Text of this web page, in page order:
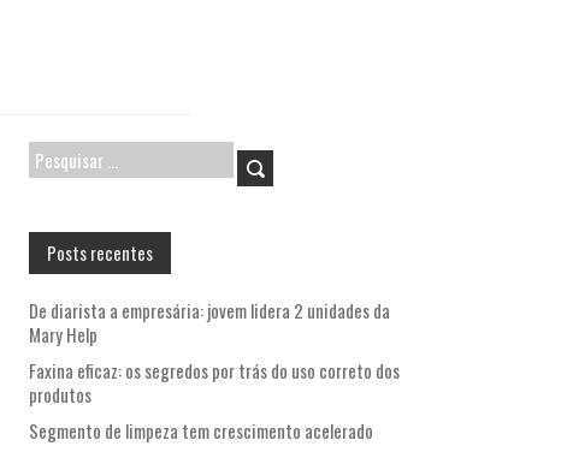
Pesquisar
Posts recentes
De diarista a empresária: jovem lidera 2 unidades da
Mary Help
Faxina eficaz: os segredos por trás do uso correto dos
produtos
Segmento de limpeza tem crescimento acelerado